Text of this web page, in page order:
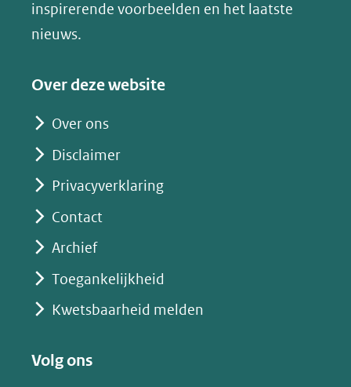
inspirerende voorbeelden en het laatste
nieuws.
Over deze website
Over ons
Disclaimer
Privacyverklaring
Contact
Archief
Toegankelijkheid
Kwetsbaarheid melden
Volg ons